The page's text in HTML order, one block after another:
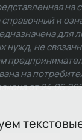
на
и
для
нужд, не
на
от